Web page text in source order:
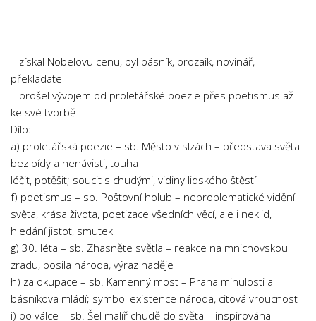
Ekonomie
Fyzika
Informatika
Jazyky
Management
Marketing
Němčina
Pedagogika
Právo
– získal Nobelovu cenu, byl básník, prozaik, novinář,
překladatel
– prošel vývojem od proletářské poezie přes poetismus až
ke své tvorbě
Dílo:
a) proletářská poezie – sb. Město v slzách – představa světa
bez bídy a nenávisti, touha
léčit, potěšit; soucit s chudými, vidiny lidského štěstí
f) poetismus – sb. Poštovní holub – neproblematické vidění
světa, krása života, poetizace všedních věcí, ale i neklid,
hledání jistot, smutek
g) 30. léta – sb. Zhasněte světla – reakce na mnichovskou
zradu, posila národa, výraz naděje
h) za okupace – sb. Kamenný most – Praha minulosti a
básníkova mládí; symbol existence národa, citová vroucnost
i) po válce – sb. Šel malíř chudě do světa – inspirována